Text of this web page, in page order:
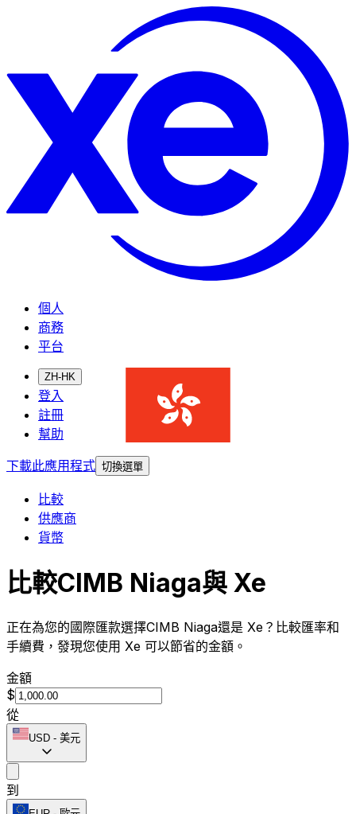
個人
商務
平台
ZH-HK
登入
註冊
幫助
下載此應用程式 切換選單
比較
供應商
貨幣
比較CIMB Niaga與 Xe
正在為您的國際匯款選擇CIMB Niaga還是 Xe？比較匯率和
手續費，發現您使用 Xe 可以節省的金額。
金額
$
從
USD - 美元
到